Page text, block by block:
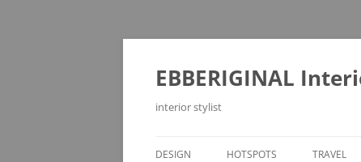
Ga
de
inhoud
EBBERIGINAL
interior stylist
DESIGN HOTSPOTS TRAVEL